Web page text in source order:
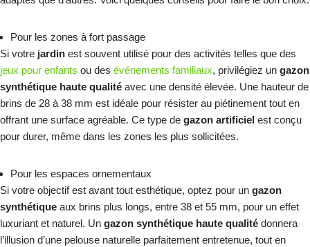
Pour les zones à fort passage
Si votre jardin est souvent utilisé pour des activités telles que des
jeux pour enfants ou des événements familiaux, privilégiez un gazon
synthétique haute qualité avec une densité élevée. Une hauteur de
brins de 28 à 38 mm est idéale pour résister au piétinement tout en
offrant une surface agréable. Ce type de gazon artificiel est conçu
pour durer, même dans les zones les plus sollicitées.
Pour les espaces ornementaux
Si votre objectif est avant tout esthétique, optez pour un gazon
synthétique aux brins plus longs, entre 38 et 55 mm, pour un effet
luxuriant et naturel. Un gazon synthétique haute qualité donnera
l’illusion d’une pelouse naturelle parfaitement entretenue, tout en